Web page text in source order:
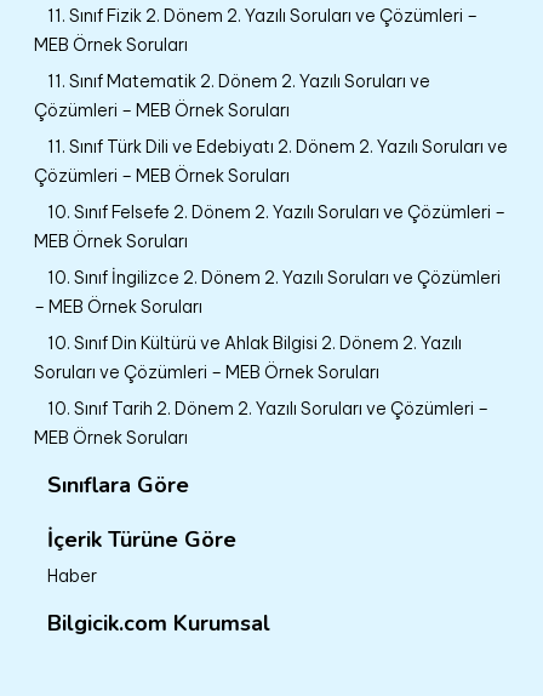
11. Sınıf Fizik 2. Dönem 2. Yazılı Soruları ve Çözümleri –
MEB Örnek Soruları
11. Sınıf Matematik 2. Dönem 2. Yazılı Soruları ve
Çözümleri – MEB Örnek Soruları
11. Sınıf Türk Dili ve Edebiyatı 2. Dönem 2. Yazılı Soruları ve
Çözümleri – MEB Örnek Soruları
10. Sınıf Felsefe 2. Dönem 2. Yazılı Soruları ve Çözümleri –
MEB Örnek Soruları
10. Sınıf İngilizce 2. Dönem 2. Yazılı Soruları ve Çözümleri
– MEB Örnek Soruları
10. Sınıf Din Kültürü ve Ahlak Bilgisi 2. Dönem 2. Yazılı
Soruları ve Çözümleri – MEB Örnek Soruları
10. Sınıf Tarih 2. Dönem 2. Yazılı Soruları ve Çözümleri –
MEB Örnek Soruları
Sınıflara Göre
İçerik Türüne Göre
Haber
Bilgicik.com Kurumsal